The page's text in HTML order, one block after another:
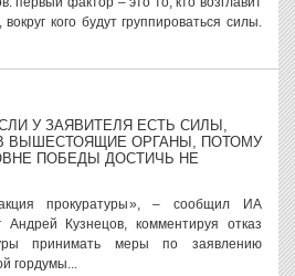
кого будут группироваться силы.
У ЗАЯВИТЕЛЯ ЕСТЬ СИЛЫ,
ВЫШЕСТОЯЩИЕ ОРГАНЫ, ПОТОМУ
ПОБЕДЫ ДОСТИЧЬ НЕ
прокуратуры», – сообщил ИА
Андрей Кузнецов, комментируя отказ
принимать меры по заявлению
гордумы...